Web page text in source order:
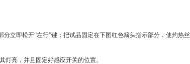
立即松开“左行”键；把试品固定在下图红色箭头指示部分，使灼热丝
亮，并且固定好感应开关的位置。